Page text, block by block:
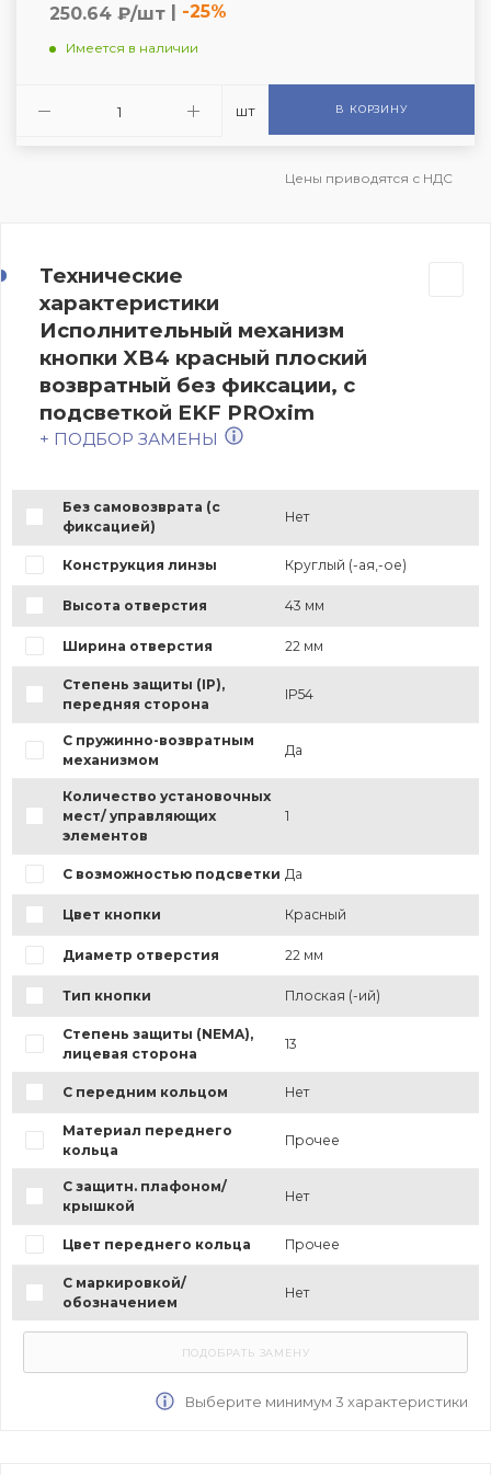
250.64 ₽/шт -25%
Имеется в наличии
шт В КОРЗИНУ
Цены приводятся с НДС
Технические
характеристики
Исполнительный механизм
кнопки XB4 красный плоский
возвратный без фиксации, с
подсветкой EKF PROxim
+ ПОДБОР ЗАМЕНЫ
Без самовозврата (с
фиксацией)
Нет
Конструкция линзы Круглый (-ая,-ое)
Высота отверстия 43 мм
Ширина отверстия 22 мм
Степень защиты (IP),
передняя сторона
IP54
С пружинно-возвратным
механизмом
Да
Количество установочных
мест/ управляющих
элементов
1
С возможностью подсветки Да
Цвет кнопки Красный
Диаметр отверстия 22 мм
Тип кнопки Плоская (-ий)
Степень защиты (NEMA),
лицевая сторона
13
С передним кольцом Нет
Материал переднего
кольца
Прочее
С защитн. плафоном/
крышкой
Нет
Цвет переднего кольца Прочее
С маркировкой/
обозначением
Нет
Выберите минимум 3 характеристики